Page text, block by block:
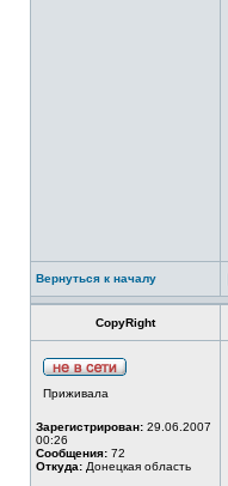
Вернуться к началу
CopyRight
Приживала
Зарегистрирован: 29.06.2007
00:26
Сообщения: 72
Откуда: Донецкая область